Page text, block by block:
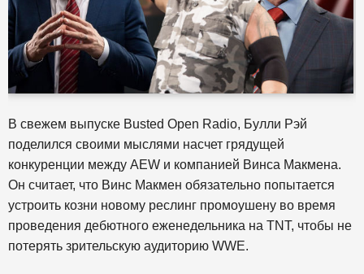
В свежем выпуске Busted Open Radio, Булли Рэй
поделился своими мыслями насчет грядущей
конкуренции между AEW и компанией Винса Макмена.
Он считает, что Винс Макмен обязательно попытается
устроить козни новому реслинг промоушену во время
проведения дебютного еженедельника на TNT, чтобы не
потерять зрительскую аудиторию WWE.